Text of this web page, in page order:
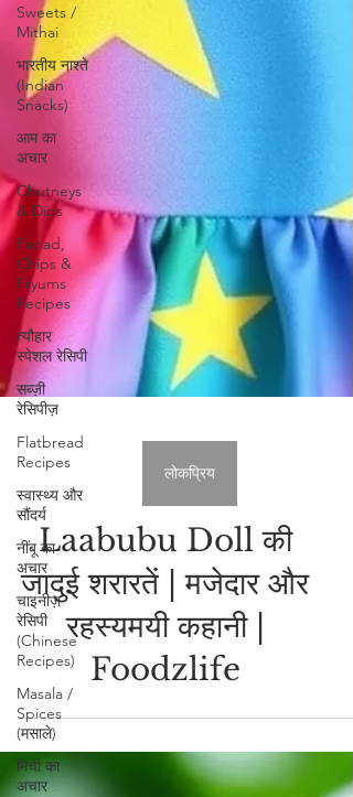
Sweets /
Mithai
भारतीय नाश्ते
(Indian
Snacks)
आम का
अचार
Chutneys
& Dips
Papad,
Chips &
Fryums
Recipes
त्यौहार
स्पेशल रेसिपी
सब्ज़ी
रेसिपीज़
Flatbread
Recipes
स्वास्थ्य और
सौंदर्य
नींबू का
अचार
चाइनीज़
रेसिपी
(Chinese
Recipes)
Masala /
Spices
(मसाले)
मिर्ची का
अचार
लोकप्रिय
Laabubu Doll की
जादुई शरारतें | मजेदार और
रहस्यमयी कहानी |
Foodzlife